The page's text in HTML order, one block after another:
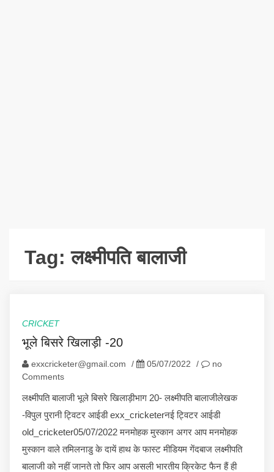
Tag:लक्ष्मीपति बालाजी
CRICKET
भूले बिसरे खिलाड़ी -20
exxcricketer@gmail.com / 05/07/2022 /
no
Comments
लक्ष्मीपति बालाजी भूले बिसरे खिलाड़ीभाग 20- लक्ष्मीपति बालाजीलेखक
-विपुल पुरानी ट्विटर आईडी exx_cricketerनई ट्विटर आईडी
old_cricketer05/07/2022 मनमोहक मुस्कान अगर आप मनमोहक
मुस्कान वाले तमिलनाडु के दायें हाथ के फास्ट मीडियम गेंदबाज लक्ष्मीपति
बालाजी को नहीं जानते तो फिर आप असली भारतीय क्रिकेट फैन हैं ही